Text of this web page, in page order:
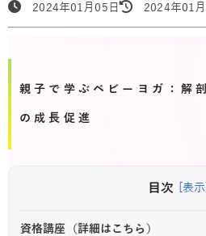
2024年01月05日 2024年01
親子で学ぶベビーヨガ：解
の成長促進
目次 [表示]
資格講座（詳細はこちら）